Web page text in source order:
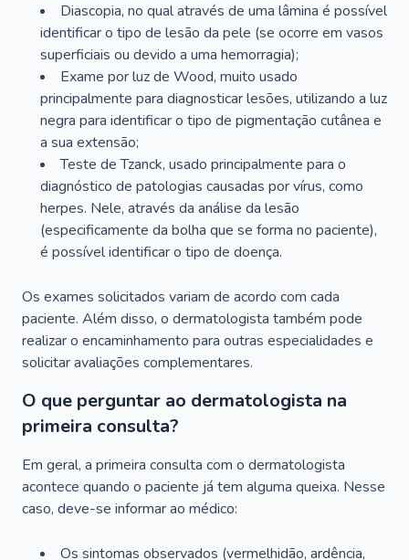
Diascopia, no qual através de uma lâmina é possível
identificar o tipo de lesão da pele (se ocorre em vasos
superficiais ou devido a uma hemorragia);
Exame por luz de Wood, muito usado
principalmente para diagnosticar lesões, utilizando a luz
negra para identificar o tipo de pigmentação cutânea e
a sua extensão;
Teste de Tzanck, usado principalmente para o
diagnóstico de patologias causadas por vírus, como
herpes. Nele, através da análise da lesão
(especificamente da bolha que se forma no paciente),
é possível identificar o tipo de doença.
Os exames solicitados variam de acordo com cada
paciente. Além disso, o dermatologista também pode
realizar o encaminhamento para outras especialidades e
solicitar avaliações complementares.
O que perguntar ao dermatologista na
primeira consulta?
Em geral, a primeira consulta com o dermatologista
acontece quando o paciente já tem alguma queixa. Nesse
caso, deve-se informar ao médico:
Os sintomas observados (vermelhidão, ardência,